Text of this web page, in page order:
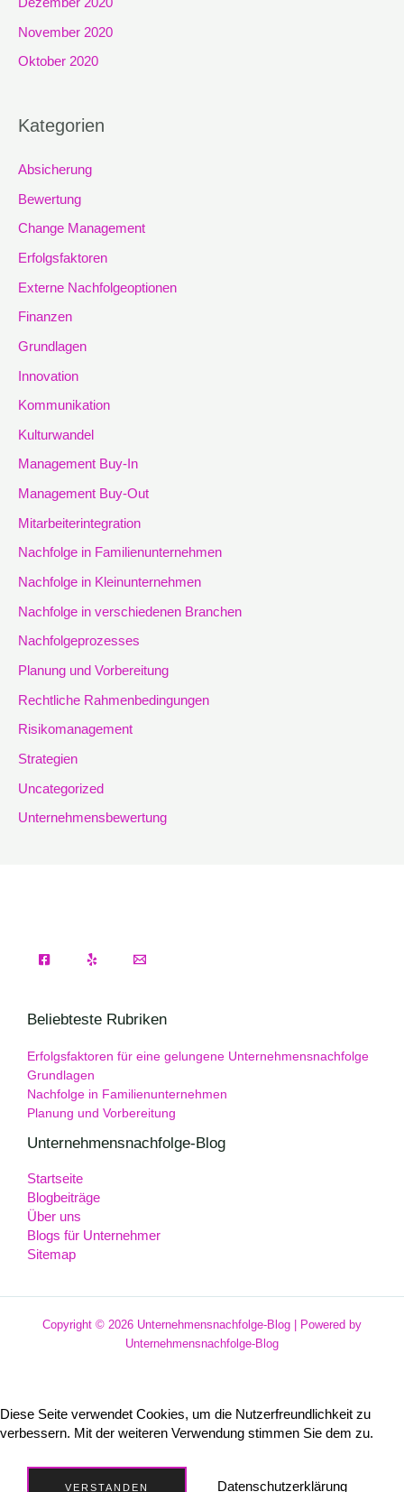
November 2020
Oktober 2020
Kategorien
Absicherung
Bewertung
Change Management
Erfolgsfaktoren
Externe Nachfolgeoptionen
Finanzen
Grundlagen
Innovation
Kommunikation
Kulturwandel
Management Buy-In
Management Buy-Out
Mitarbeiterintegration
Nachfolge in Familienunternehmen
Nachfolge in Kleinunternehmen
Nachfolge in verschiedenen Branchen
Nachfolgeprozesses
Planung und Vorbereitung
Rechtliche Rahmenbedingungen
Risikomanagement
Strategien
Uncategorized
Unternehmensbewertung
Beliebteste Rubriken
Erfolgsfaktoren für eine gelungene Unternehmensnachfolge
Grundlagen
Nachfolge in Familienunternehmen
Planung und Vorbereitung
Unternehmensnachfolge-Blog
Startseite
Blogbeiträge
Über uns
Blogs für Unternehmer
Sitemap
Copyright © 2026 Unternehmensnachfolge-Blog | Powered by
Unternehmensnachfolge-Blog
Diese Seite verwendet Cookies, um die Nutzerfreundlichkeit zu
verbessern. Mit der weiteren Verwendung stimmen Sie dem zu.
VERSTANDEN Datenschutzerklärung